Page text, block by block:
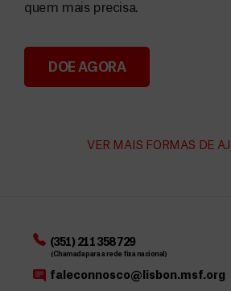
Angarie Fundos para
quem mais precisa.
DOE AGORA
VER MAIS FORMAS DE
(351) 211 358 729
(Chamada para a rede fixa nacional)
faleconnosco@lisbon.msf.org